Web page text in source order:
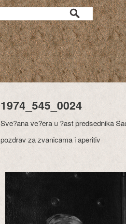
1974_545_0024
Sve?ana ve?era u ?ast predsednika
pozdrav za zvanicama i aperitiv